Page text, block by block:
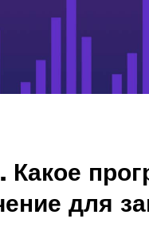
Какое
для